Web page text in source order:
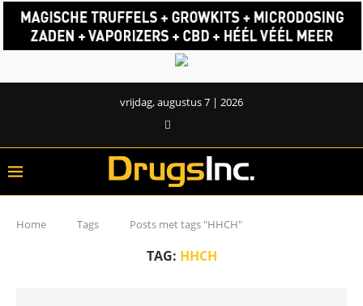
vrijdag, augustus 7 | 2026
Home Tags Posts met tags "HHCH"
TAG: HHCH